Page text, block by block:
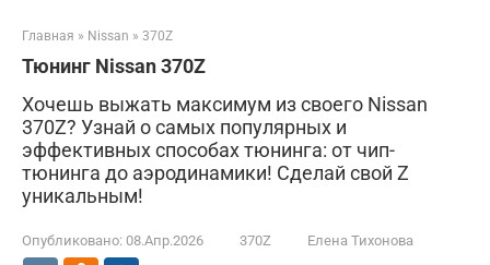
Главная » Nissan » 370Z
Тюнинг Nissan 370Z
Хочешь выжать максимум из своего Nissan
370Z? Узнай о самых популярных и
эффективных способах тюнинга: от чип-
тюнинга до аэродинамики! Сделай свой Z
уникальным!
Опубликовано: 08.Апр.2026 370Z Елена Тихонова